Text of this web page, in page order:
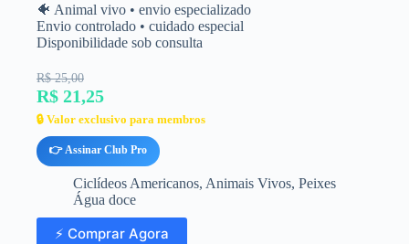
🐠 Animal vivo • envio especializado
Envio controlado • cuidado especial
Disponibilidade sob consulta
R$ 25,00
R$ 21,25
🔒 Valor exclusivo para membros
👉 Assinar Club Pro
Ciclídeos Americanos, Animais Vivos, Peixes
Água doce
⚡ Comprar Agora